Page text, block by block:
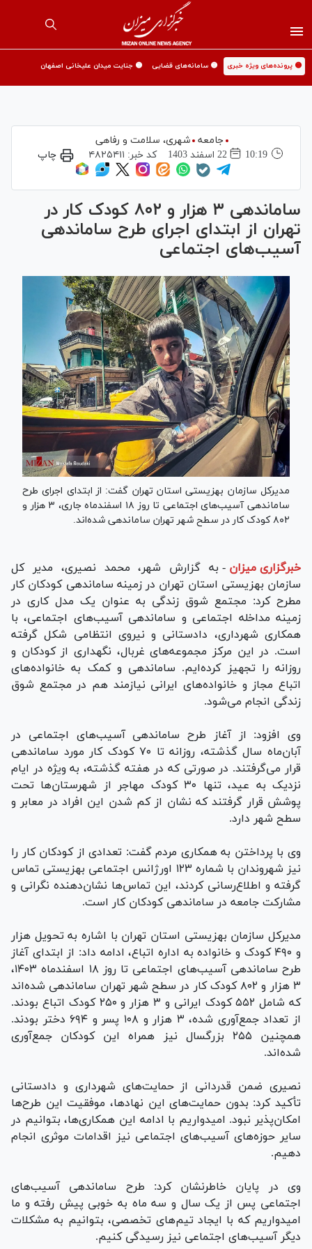
🟡 پرونده‌های ویژه خبری 🟡 سامانه‌های قضایی 🟡 جنایت میدان علیخانی اصفهان
جامعه
شهری،‌ سلامت و رفاهی
10:19
22 اسفند 1403 کد خبر: ۴۸۲۵۴۱۱ چاپ
ساماندهی ۳ هزار و ۸۰۲ کودک کار در
تهران از ابتدای اجرای طرح ساماندهی
آسیب‌های اجتماعی
مدیرکل سازمان بهزیستی استان تهران گفت: از ابتدای اجرای طرح
ساماندهی آسیب‌های اجتماعی تا روز ۱۸ اسفندماه جاری، ۳ هزار و
۸۰۲ کودک کار در سطح شهر تهران ساماندهی شده‌اند.
خبرگزاری میزان - به گزارش شهر، محمد نصیری، مدیر کل
سازمان بهزیستی استان تهران در زمینه ساماندهی کودکان کار
مطرح کرد: مجتمع شوق زندگی به عنوان یک مدل کاری در
زمینه مداخله اجتماعی و ساماندهی آسیب‌های اجتماعی، با
همکاری شهرداری، دادستانی و نیروی انتظامی شکل گرفته
است. در این مرکز مجموعه‌های غربال، نگهداری از کودکان و
روزانه را تجهیز کرده‌ایم. ساماندهی و کمک به خانواده‌های
اتباع مجاز و خانواده‌های ایرانی نیازمند هم در مجتمع شوق
زندگی انجام می‌شود.
وی افزود: از آغاز طرح ساماندهی آسیب‌های اجتماعی در
آبان‌ماه سال گذشته، روزانه تا ۷۰ کودک کار مورد ساماندهی
قرار می‌گرفتند. در صورتی که در هفته گذشته، به ویژه در ایام
نزدیک به عید، تنها ۳۰ کودک مهاجر از شهرستان‌ها تحت
پوشش قرار گرفتند که نشان از کم شدن این افراد در معابر و
سطح شهر دارد.
وی با پرداختن به همکاری مردم گفت: تعدادی از کودکان کار را
نیز شهروندان با شماره ۱۲۳ اورژانس اجتماعی بهزیستی تماس
گرفته و اطلاع‌رسانی کردند، این تماس‌ها نشان‌دهنده نگرانی و
مشارکت جامعه در ساماندهی کودکان کار است.
مدیرکل سازمان بهزیستی استان تهران با اشاره به تحویل هزار
و ۴۹۰ کودک و خانواده به اداره اتباع، ادامه داد: از ابتدای آغاز
طرح ساماندهی آسیب‌های اجتماعی تا روز ۱۸ اسفندماه ۱۴۰۳،
۳ هزار و ۸۰۲ کودک کار در سطح شهر تهران ساماندهی شده‌اند
که شامل ۵۵۲ کودک ایرانی و ۳ هزار و ۲۵۰ کودک اتباع بودند.
از تعداد جمع‌آوری شده، ۳ هزار و ۱۰۸ پسر و ۶۹۴ دختر بودند.
همچنین ۲۵۵ بزرگسال نیز همراه این کودکان جمع‌آوری
شده‌اند.
نصیری ضمن قدردانی از حمایت‌های شهرداری و دادستانی
تأکید کرد: بدون حمایت‌های این نهادها، موفقیت این طرح‌ها
امکان‌پذیر نبود. امیدواریم با ادامه این همکاری‌ها، بتوانیم در
سایر حوزه‌های آسیب‌های اجتماعی نیز اقدامات موثری انجام
دهیم.
وی در پایان خاطرنشان کرد: طرح ساماندهی آسیب‌های
اجتماعی پس از یک سال و سه ماه به خوبی پیش رفته و ما
امیدواریم که با ایجاد تیم‌های تخصصی، بتوانیم به مشکلات
دیگر آسیب‌های اجتماعی نیز رسیدگی کنیم.